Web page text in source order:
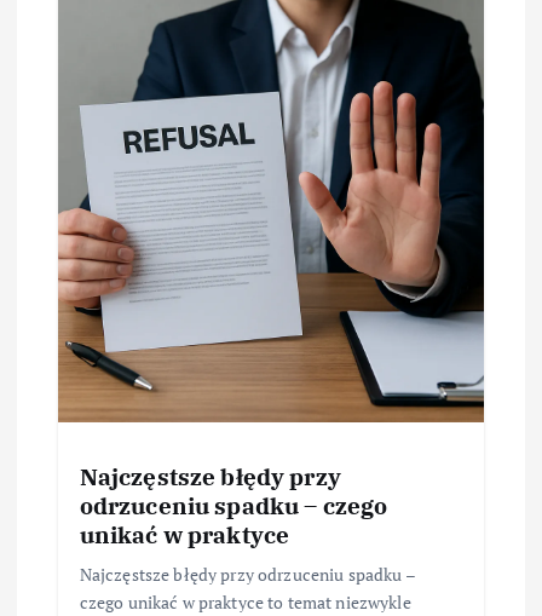
Najczęstsze błędy przy
odrzuceniu spadku – czego
unikać w praktyce
Najczęstsze błędy przy odrzuceniu spadku –
czego unikać w praktyce to temat niezwykle